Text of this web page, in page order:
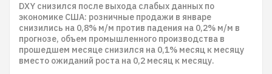
DXY снизился после выхода слабых данных по
экономике США: розничные продажи в январе
снизились на 0,8% м/м против падения на 0,2% м/м в
прогнозе, объем промышленного производства в
прошедшем месяце снизился на 0,1% месяц к месяцу
вместо ожиданий роста на 0,2 месяц к месяцу.